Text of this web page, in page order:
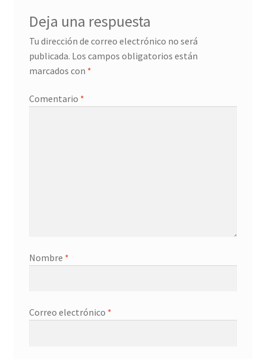
Deja una respuesta
Tu dirección de correo electrónico no será
publicada. Los campos obligatorios están
marcados con *
Comentario *
Nombre *
Correo electrónico *